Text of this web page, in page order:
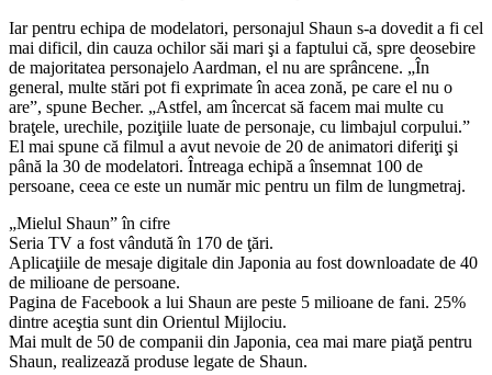
Iar pentru echipa de modelatori, personajul Shaun s-a dovedit a fi cel
mai dificil, din cauza ochilor săi mari şi a faptului că, spre deosebire
de majoritatea personajelo Aardman, el nu are sprâncene. „În
general, multe stări pot fi exprimate în acea zonă, pe care el nu o
are”, spune Becher. „Astfel, am încercat să facem mai multe cu
braţele, urechile, poziţiile luate de personaje, cu limbajul corpului.”
El mai spune că filmul a avut nevoie de 20 de animatori diferiţi şi
până la 30 de modelatori. Întreaga echipă a însemnat 100 de
persoane, ceea ce este un număr mic pentru un film de lungmetraj.
„Mielul Shaun” în cifre
Seria TV a fost vândută în 170 de ţări.
Aplicaţiile de mesaje digitale din Japonia au fost downloadate de 40
de milioane de persoane.
Pagina de Facebook a lui Shaun are peste 5 milioane de fani. 25%
dintre aceştia sunt din Orientul Mijlociu.
Mai mult de 50 de companii din Japonia, cea mai mare piaţă pentru
Shaun, realizează produse legate de Shaun.